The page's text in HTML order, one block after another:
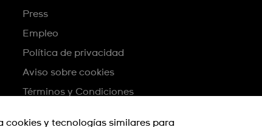
Press
Empleo
Política de privacidad
Aviso sobre cookies
Términos y Condiciones
cookies y tecnologías similares para